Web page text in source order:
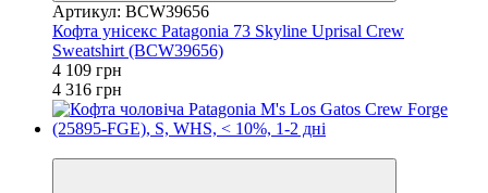
Артикул: BCW39656
Кофта унісекс Patagonia 73 Skyline Uprisal Crew
Sweatshirt (BCW39656)
4 109 грн
4 316 грн